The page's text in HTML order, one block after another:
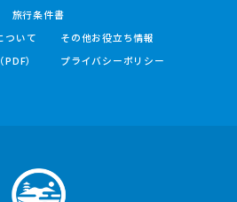
旅行条件書
ついて
その他お役立ち情報
）
プライバシーポリシー